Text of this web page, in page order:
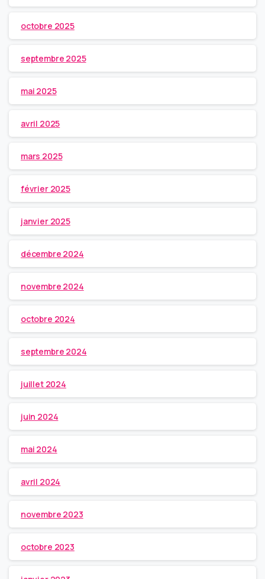
octobre 2025
septembre 2025
mai 2025
avril 2025
mars 2025
février 2025
janvier 2025
décembre 2024
novembre 2024
octobre 2024
septembre 2024
juillet 2024
juin 2024
mai 2024
avril 2024
novembre 2023
octobre 2023